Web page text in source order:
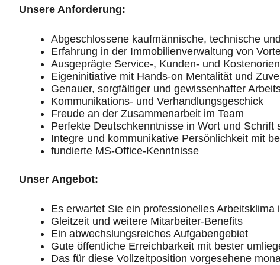
Unsere Anforderung:
Abgeschlossene kaufmännische, technische
Erfahrung in der Immobilienverwaltung von
Ausgeprägte Service-, Kunden- und
Eigeninitiative mit Hands-on Mentalität und
Genauer, sorgfältiger und gewissenhafter
Kommunikations- und Verhandlungsgeschick
Freude an der Zusammenarbeit im Team
Perfekte Deutschkenntnisse in Wort und Schrift
Integre und kommunikative Persönlichkeit mit
fundierte MS-Office-Kenntnisse
Unser Angebot:
Es erwartet Sie ein professionelles
Gleitzeit und weitere Mitarbeiter-Benefits
Ein abwechslungsreiches Aufgabengebiet
Gute öffentliche Erreichbarkeit mit bester
Das für diese Vollzeitposition vorgesehene